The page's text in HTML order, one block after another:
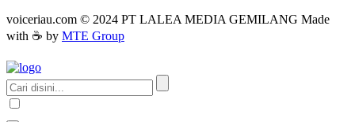
voiceriau.com © 2024 PT LALEA MEDIA GEMILANG Made
with ☕ by MTE Group